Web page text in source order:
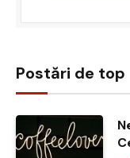
Postări de top